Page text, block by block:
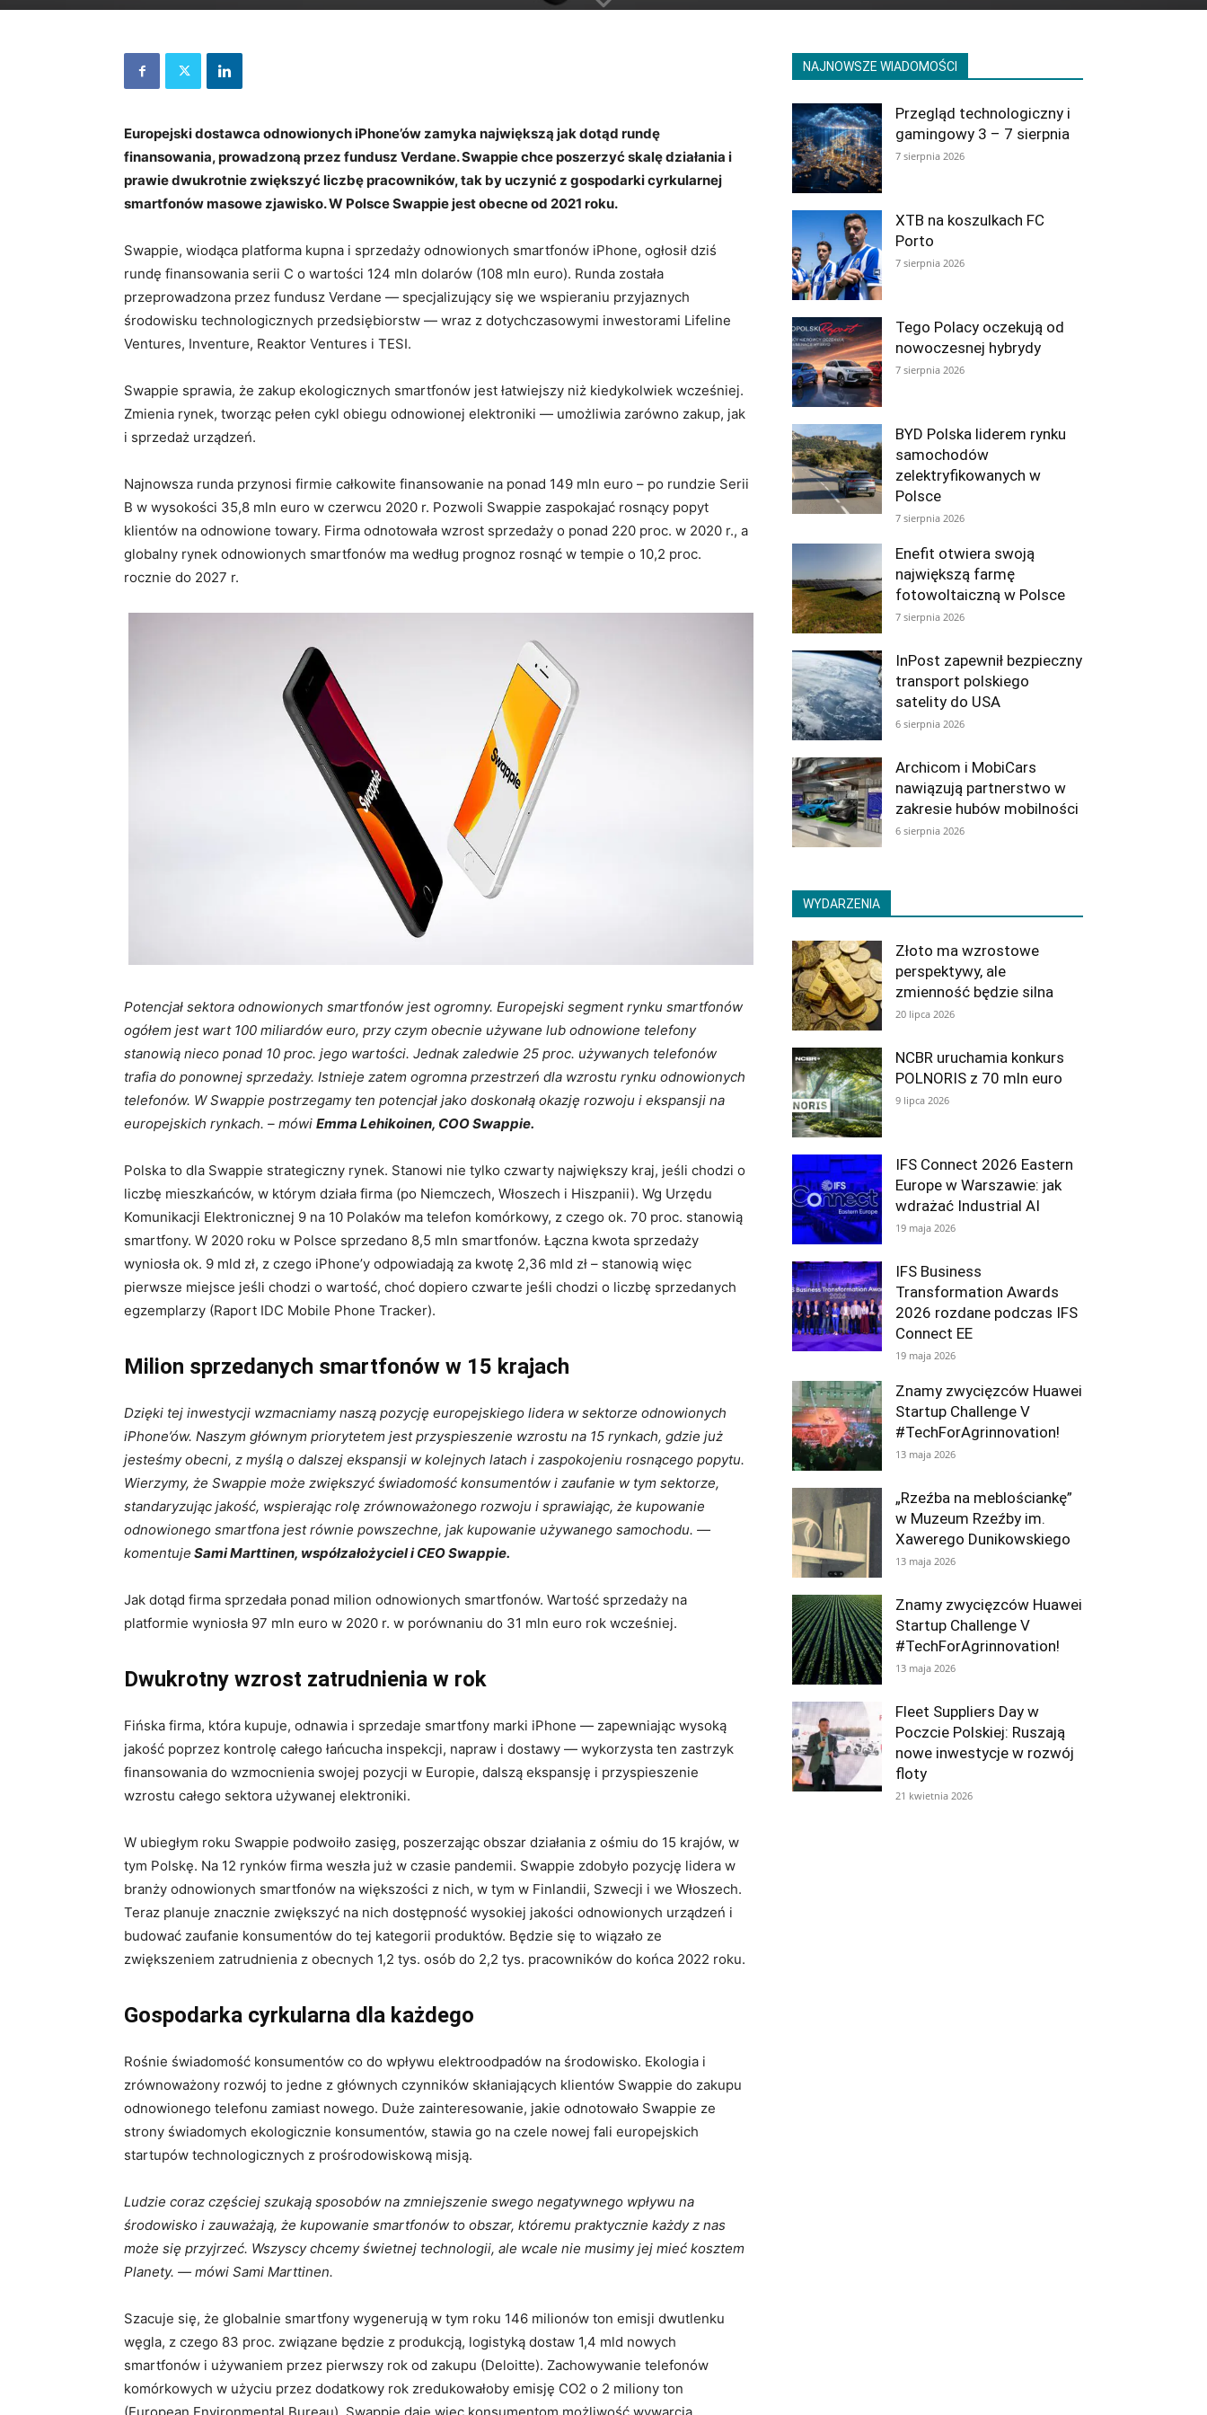
Europejski dostawca odnowionych iPhone’ów zamyka największą jak dotąd rundę
finansowania, prowadzoną przez fundusz Verdane. Swappie chce poszerzyć skalę działania i
prawie dwukrotnie zwiększyć liczbę pracowników, tak by uczynić z gospodarki cyrkularnej
smartfonów masowe zjawisko. W Polsce Swappie jest obecne od 2021 roku.
Swappie, wiodąca platforma kupna i sprzedaży odnowionych smartfonów iPhone, ogłosił dziś
rundę finansowania serii C o wartości 124 mln dolarów (108 mln euro). Runda została
przeprowadzona przez fundusz Verdane — specjalizujący się we wspieraniu przyjaznych
środowisku technologicznych przedsiębiorstw — wraz z dotychczasowymi inwestorami Lifeline
Ventures, Inventure, Reaktor Ventures i TESI.
Swappie sprawia, że zakup ekologicznych smartfonów jest łatwiejszy niż kiedykolwiek wcześniej.
Zmienia rynek, tworząc pełen cykl obiegu odnowionej elektroniki — umożliwia zarówno zakup, jak
i sprzedaż urządzeń.
Najnowsza runda przynosi firmie całkowite finansowanie na ponad 149 mln euro – po rundzie Serii
B w wysokości 35,8 mln euro w czerwcu 2020 r. Pozwoli Swappie zaspokajać rosnący popyt
klientów na odnowione towary. Firma odnotowała wzrost sprzedaży o ponad 220 proc. w 2020 r., a
globalny rynek odnowionych smartfonów ma według prognoz rosnąć w tempie o 10,2 proc.
rocznie do 2027 r.
Potencjał sektora odnowionych smartfonów jest ogromny. Europejski segment rynku smartfonów
ogółem jest wart 100 miliardów euro, przy czym obecnie używane lub odnowione telefony
stanowią nieco ponad 10 proc. jego wartości. Jednak zaledwie 25 proc. używanych telefonów
trafia do ponownej sprzedaży. Istnieje zatem ogromna przestrzeń dla wzrostu rynku odnowionych
telefonów. W Swappie postrzegamy ten potencjał jako doskonałą okazję rozwoju i ekspansji na
europejskich rynkach. – mówi Emma Lehikoinen, COO Swappie.
Polska to dla Swappie strategiczny rynek. Stanowi nie tylko czwarty największy kraj, jeśli chodzi o
liczbę mieszkańców, w którym działa firma (po Niemczech, Włoszech i Hiszpanii). Wg Urzędu
Komunikacji Elektronicznej 9 na 10 Polaków ma telefon komórkowy, z czego ok. 70 proc. stanowią
smartfony. W 2020 roku w Polsce sprzedano 8,5 mln smartfonów. Łączna kwota sprzedaży
wyniosła ok. 9 mld zł, z czego iPhone’y odpowiadają za kwotę 2,36 mld zł – stanowią więc
pierwsze miejsce jeśli chodzi o wartość, choć dopiero czwarte jeśli chodzi o liczbę sprzedanych
egzemplarzy (Raport IDC Mobile Phone Tracker).
Milion sprzedanych smartfonów w 15 krajach
Dzięki tej inwestycji wzmacniamy naszą pozycję europejskiego lidera w sektorze odnowionych
iPhone’ów. Naszym głównym priorytetem jest przyspieszenie wzrostu na 15 rynkach, gdzie już
jesteśmy obecni, z myślą o dalszej ekspansji w kolejnych latach i zaspokojeniu rosnącego popytu.
Wierzymy, że Swappie może zwiększyć świadomość konsumentów i zaufanie w tym sektorze,
standaryzując jakość, wspierając rolę zrównoważonego rozwoju i sprawiając, że kupowanie
odnowionego smartfona jest równie powszechne, jak kupowanie używanego samochodu. —
komentuje Sami Marttinen, współzałożyciel i CEO Swappie.
Jak dotąd firma sprzedała ponad milion odnowionych smartfonów. Wartość sprzedaży na
platformie wyniosła 97 mln euro w 2020 r. w porównaniu do 31 mln euro rok wcześniej.
Dwukrotny wzrost zatrudnienia w rok
Fińska firma, która kupuje, odnawia i sprzedaje smartfony marki iPhone — zapewniając wysoką
jakość poprzez kontrolę całego łańcucha inspekcji, napraw i dostawy — wykorzysta ten zastrzyk
finansowania do wzmocnienia swojej pozycji w Europie, dalszą ekspansję i przyspieszenie
wzrostu całego sektora używanej elektroniki.
W ubiegłym roku Swappie podwoiło zasięg, poszerzając obszar działania z ośmiu do 15 krajów, w
tym Polskę. Na 12 rynków firma weszła już w czasie pandemii. Swappie zdobyło pozycję lidera w
branży odnowionych smartfonów na większości z nich, w tym w Finlandii, Szwecji i we Włoszech.
Teraz planuje znacznie zwiększyć na nich dostępność wysokiej jakości odnowionych urządzeń i
budować zaufanie konsumentów do tej kategorii produktów. Będzie się to wiązało ze
zwiększeniem zatrudnienia z obecnych 1,2 tys. osób do 2,2 tys. pracowników do końca 2022 roku.
Gospodarka cyrkularna dla każdego
Rośnie świadomość konsumentów co do wpływu elektroodpadów na środowisko. Ekologia i
zrównoważony rozwój to jedne z głównych czynników skłaniających klientów Swappie do zakupu
odnowionego telefonu zamiast nowego. Duże zainteresowanie, jakie odnotowało Swappie ze
strony świadomych ekologicznie konsumentów, stawia go na czele nowej fali europejskich
startupów technologicznych z prośrodowiskową misją.
Ludzie coraz częściej szukają sposobów na zmniejszenie swego negatywnego wpływu na
środowisko i zauważają, że kupowanie smartfonów to obszar, któremu praktycznie każdy z nas
może się przyjrzeć. Wszyscy chcemy świetnej technologii, ale wcale nie musimy jej mieć kosztem
Planety. — mówi Sami Marttinen.
Szacuje się, że globalnie smartfony wygenerują w tym roku 146 milionów ton emisji dwutlenku
węgla, z czego 83 proc. związane będzie z produkcją, logistyką dostaw 1,4 mld nowych
smartfonów i używaniem przez pierwszy rok od zakupu (Deloitte). Zachowywanie telefonów
komórkowych w użyciu przez dodatkowy rok zredukowałoby emisję CO2 o 2 miliony ton
(European Environmental Bureau). Swappie daje więc konsumentom możliwość wywarcia
NAJNOWSZE WIADOMOŚCI
Przegląd technologiczny i
gamingowy 3 – 7 sierpnia
7 sierpnia 2026
XTB na koszulkach FC
Porto
7 sierpnia 2026
Tego Polacy oczekują od
nowoczesnej hybrydy
7 sierpnia 2026
BYD Polska liderem rynku
samochodów
zelektryfikowanych w
Polsce
7 sierpnia 2026
Enefit otwiera swoją
największą farmę
fotowoltaiczną w Polsce
7 sierpnia 2026
InPost zapewnił bezpieczny
transport polskiego
satelity do USA
6 sierpnia 2026
Archicom i MobiCars
nawiązują partnerstwo w
zakresie hubów mobilności
6 sierpnia 2026
WYDARZENIA
Złoto ma wzrostowe
perspektywy, ale
zmienność będzie silna
20 lipca 2026
NCBR uruchamia konkurs
POLNORIS z 70 mln euro
9 lipca 2026
IFS Connect 2026 Eastern
Europe w Warszawie: jak
wdrażać Industrial AI
19 maja 2026
IFS Business
Transformation Awards
2026 rozdane podczas IFS
Connect EE
19 maja 2026
Znamy zwycięzców Huawei
Startup Challenge V
#TechForAgrinnovation!
13 maja 2026
„Rzeźba na meblościankę”
w Muzeum Rzeźby im.
Xawerego Dunikowskiego
13 maja 2026
Znamy zwycięzców Huawei
Startup Challenge V
#TechForAgrinnovation!
13 maja 2026
Fleet Suppliers Day w
Poczcie Polskiej: Ruszają
nowe inwestycje w rozwój
floty
21 kwietnia 2026